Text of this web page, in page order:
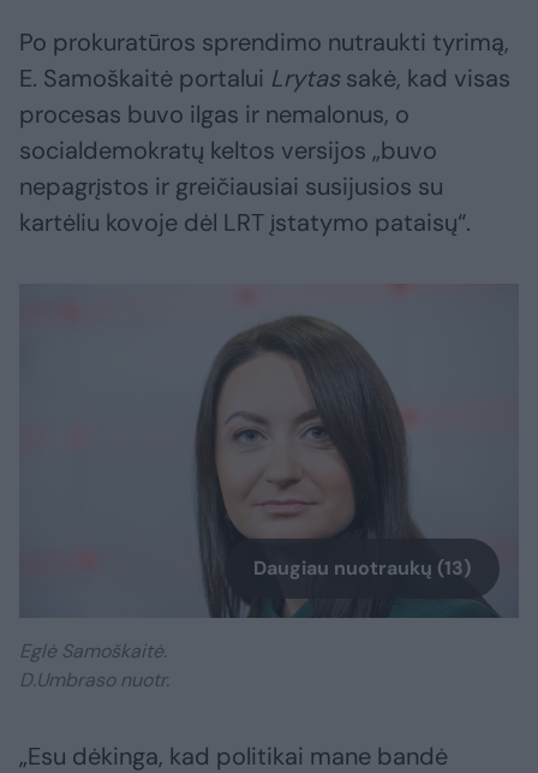
Po prokuratūros sprendimo nutraukti tyrimą,
E. Samoškaitė portalui Lrytassakė, kad visas
procesas buvo ilgas ir nemalonus, o
socialdemokratų keltos versijos „buvo
nepagrįstos ir greičiausiai susijusios su
kartėliu kovoje dėl LRT įstatymo pataisų“.
Daugiau nuotraukų (13)
Eglė Samoškaitė.
D.Umbraso nuotr.
„Esu dėkinga, kad politikai mane bandė